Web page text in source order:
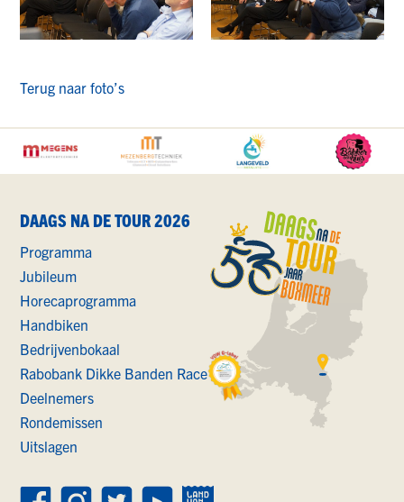
Terug naar foto’s
ALLE
SPONSORS
DAAGS NA DE TOUR 2026
Programma
Jubileum
Horecaprogramma
Handbiken
Bedrijvenbokaal
Rabobank Dikke Banden Race
Deelnemers
Rondemissen
Uitslagen